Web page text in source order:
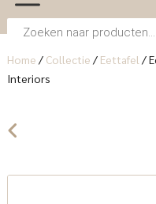
Producten
zoeken
Home / Collectie / Eettafel /
Interiors